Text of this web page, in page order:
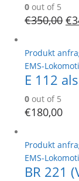
0 out of 5
€350,00 €
Produkt
EMS-
E 112
0 out of 5
€180,00
Produkt
EMS-
BR 221